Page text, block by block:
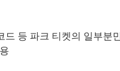
등 파크 티켓의 일부분